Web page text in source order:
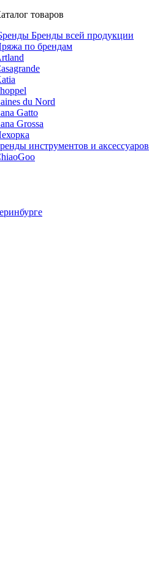
товаров
Бренды всей продукции
по брендам
du Nord
Gatto
Grossa
инструментов и аксессуаров